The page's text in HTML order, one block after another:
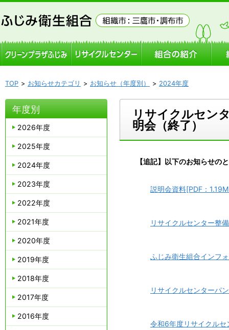
TOP お知らせカテゴリ お知らせ（年度別） 2024年度
リサイクルセン
明会（終了）
【追記】以下のお知らせの
説明会資料[PDF：
リサイクルセンター整
ふじみ衛生組合インフ
リサイクルセンターパ
令和6年度リサイクル
年度別
2026年度
2025年度
2024年度
2023年度
2022年度
2021年度
2020年度
2019年度
2018年度
2017年度
2016年度